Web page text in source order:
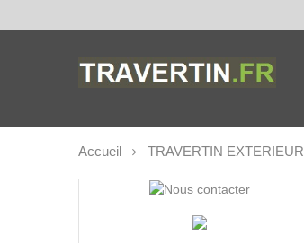
Accueil TRAVERTIN EXTERIEUR